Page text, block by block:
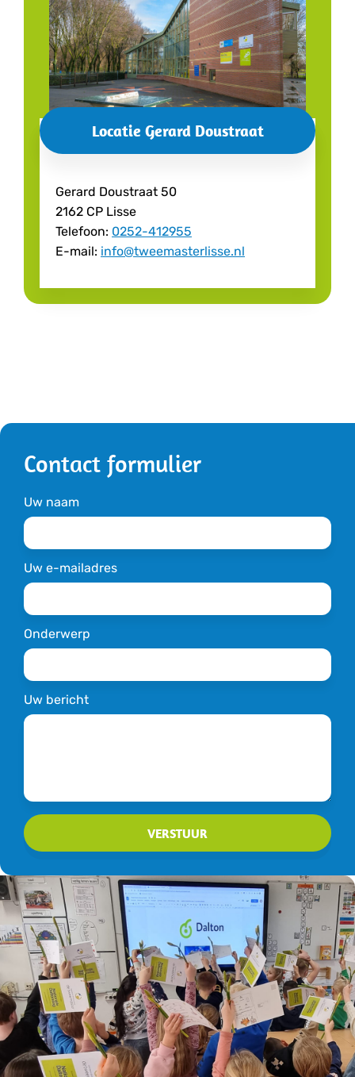
Locatie Gerard Doustraat
Gerard Doustraat 50
2162 CP Lisse
Telefoon: 0252-412955
E-mail: info@tweemasterlisse.nl
Contact formulier
Uw naam
Uw e-mailadres
Onderwerp
Uw bericht
VERSTUUR